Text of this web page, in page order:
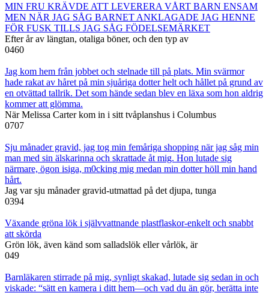
MIN FRU KRÄVDE ATT LEVERERA VÅRT BARN ENSAM
MEN NÄR JAG SÅG BARNET ANKLAGADE JAG HENNE
FÖR FUSK TILLS JAG SÅG FÖDELSEMÄRKET
Efter år av längtan, otaliga böner, och den typ av
0460
Jag kom hem från jobbet och stelnade till på plats. Min svärmor
hade rakat av håret på min sjuåriga dotter helt och hållet på grund av
en otvättad tallrik. Det som hände sedan blev en läxa som hon aldrig
kommer att glömma.
När Melissa Carter kom in i sitt tvåplanshus i Columbus
0707
Sju månader gravid, jag tog min femåriga shopping när jag såg min
man med sin älskarinna och skrattade åt mig. Hon lutade sig
närmare, ögon isiga, m0cking mig medan min dotter höll min hand
hårt.
Jag var sju månader gravid-utmattad på det djupa, tunga
0394
Växande gröna lök i självvattnande plastflaskor-enkelt och snabbt
att skörda
Grön lök, även känd som salladslök eller vårlök, är
049
Barnläkaren stirrade på mig, synligt skakad, lutade sig sedan in och
viskade: “sätt en kamera i ditt hem—och vad du än gör, berätta inte